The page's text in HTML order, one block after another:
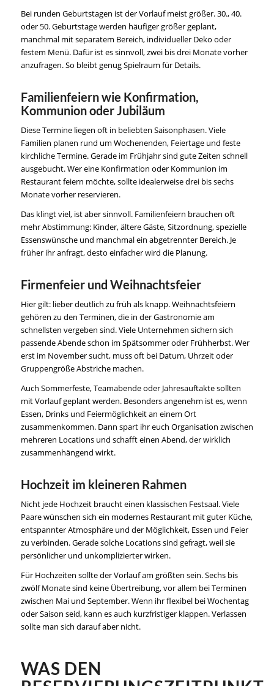
Bei runden Geburtstagen ist der Vorlauf meist größer. 30., 40.
oder 50. Geburtstage werden häufiger größer geplant,
manchmal mit separatem Bereich, individueller Deko oder
festem Menü. Dafür ist es sinnvoll, zwei bis drei Monate vorher
anzufragen. So bleibt genug Spielraum für Details.
Familienfeiern wie Konfirmation,
Kommunion oder Jubiläum
Diese Termine liegen oft in beliebten Saisonphasen. Viele
Familien planen rund um Wochenenden, Feiertage und feste
kirchliche Termine. Gerade im Frühjahr sind gute Zeiten schnell
ausgebucht. Wer eine Konfirmation oder Kommunion im
Restaurant feiern möchte, sollte idealerweise drei bis sechs
Monate vorher reservieren.
Das klingt viel, ist aber sinnvoll. Familienfeiern brauchen oft
mehr Abstimmung: Kinder, ältere Gäste, Sitzordnung, spezielle
Essenswünsche und manchmal ein abgetrennter Bereich. Je
früher ihr anfragt, desto einfacher wird die Planung.
Firmenfeier und Weihnachtsfeier
Hier gilt: lieber deutlich zu früh als knapp.Weihnachtsfeiern
gehören zu den Terminen, die in der Gastronomie am
schnellsten vergeben sind. Viele Unternehmen sichern sich
passende Abende schon im Spätsommer oder Frühherbst. Wer
erst im November sucht, muss oft bei Datum, Uhrzeit oder
Gruppengröße Abstriche machen.
Auch Sommerfeste, Teamabende oder Jahresauftakte sollten
mit Vorlauf geplant werden. Besonders angenehm ist es, wenn
Essen, Drinks und Feiermöglichkeit an einem Ort
zusammenkommen. Dann spart ihr euch Organisation zwischen
mehreren Locations und schafft einen Abend, der wirklich
zusammenhängend wirkt.
Hochzeit im kleineren Rahmen
Nicht jede Hochzeit braucht einen klassischen Festsaal. Viele
Paare wünschen sich ein modernes Restaurantmit guter Küche,
entspannter Atmosphäre und der Möglichkeit, Essen und Feier
zu verbinden. Gerade solche Locations sind gefragt, weil sie
persönlicher und unkomplizierter wirken.
Für Hochzeiten sollte der Vorlauf am größten sein. Sechs bis
zwölf Monate sind keine Übertreibung, vor allem bei Terminen
zwischen Mai und September. Wenn ihr flexibel bei Wochentag
oder Saison seid, kann es auch kurzfristiger klappen. Verlassen
sollte man sich darauf aber nicht.
WAS DEN